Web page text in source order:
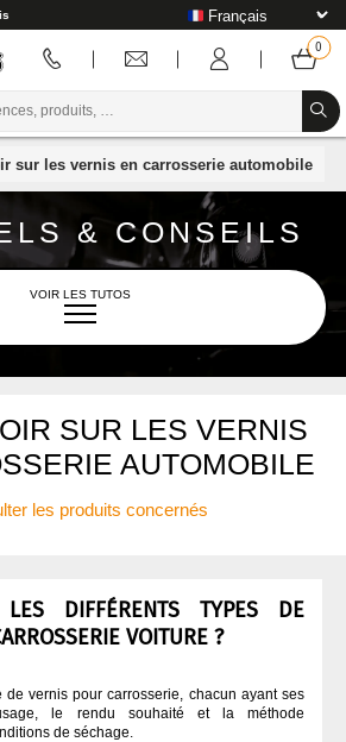
/ FINITION
CARROSSERIE
sur les vernis en carrosserie automobile
& CONSEILS
VOIR LES TUTOS
CARROSSERIE
COULEUR PEINTURE
SUR LES VERNIS
AUTOMOBILE
les produits concernés
DIFFÉRENTS TYPES DE
VOITURE ?
de vernis pour carrosserie, chacun ayant ses
le rendu souhaité et la méthode
de séchage.